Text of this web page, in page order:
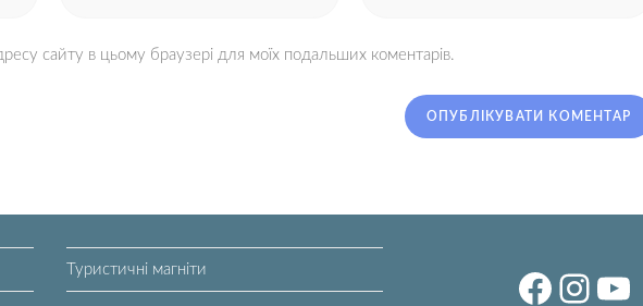
сайту в цьому браузері для моїх подальших коментарів.
Туристичні магніти